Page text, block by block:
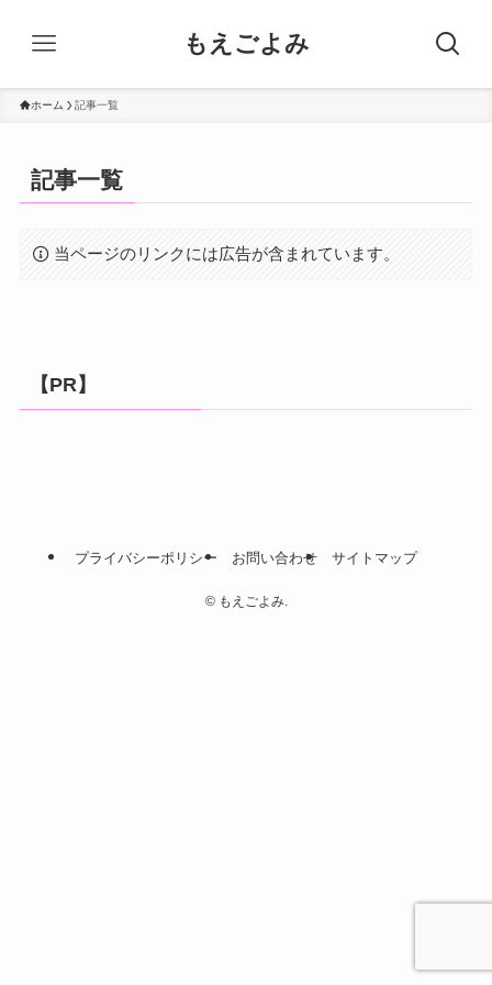
もえごよみ
ホーム 記事一覧
記事一覧
当ページのリンクには広告が含まれています。
【PR】
プライバシーポリシー お問い合わせ サイトマップ
©もえごよみ.